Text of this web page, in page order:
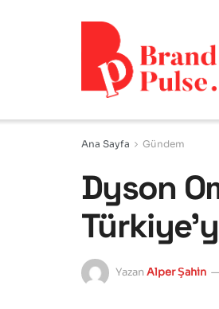
Ana Sayfa Gündem
Dyson
Yazan Alper Şahin